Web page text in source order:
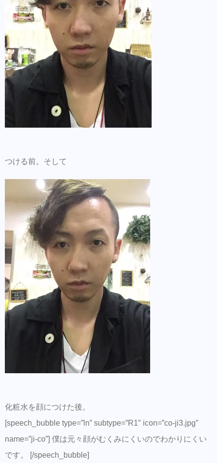
つける前。そして
化粧水を顔につけた後。
[speech_bubble type=”ln” subtype=”R1″ icon=”co-ji3.jpg”
name=”ji-co”] 僕は元々顔がむくみにくいのでわかりにくい
です。 [/speech_bubble]